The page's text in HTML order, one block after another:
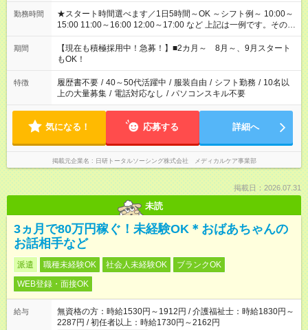
勤務時間
★スタート時間選べます／1日5時間～OK ～シフト例～ 10:00～
15:00 11:00～16:00 12:00～17:00 など 上記は一例です。その他
シフトもご相談ください。 ※Wワークの場合当社と合わせて法
定労働時間が週40時間を超えなければOKです。
期間
【現在も積極採用中！急募！】■2カ月～ 8月～、9月スタート
もOK！
特徴 履歴書不要 / 40～50代活躍中 / 服装自由 / シフト勤務 / 10名以
上の大量募集 / 電話対応なし / パソコンスキル不要
気になる！ 応募する 詳細へ
掲載元企業名 日研トータルソーシング株式会社 メディカルケア事業部
掲載日：2026.07.31
未読
3ヵ月で80万円稼ぐ！未経験OK＊おばあちゃんの
お話相手など
派遣 職種未経験OK 社会人未経験OK
ブランクOK
WEB登録・面接OK
給与
無資格の方：時給1530円～1912円 / 介護福祉士：時給1830円～
2287円 / 初任者以上：時給1730円～2162円